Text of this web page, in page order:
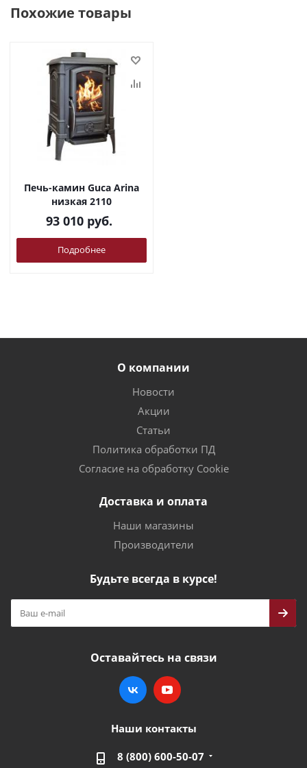
Похожие товары
Печь-камин Guca Arina
низкая 2110
93 010 руб.
Подробнее
О компании
Новости
Акции
Статьи
Политика обработки ПД
Согласие на обработку Cookie
Доставка и оплата
Наши магазины
Производители
Будьте всегда в курсе!
Оставайтесь на связи
Наши контакты
8 (800) 600-50-07